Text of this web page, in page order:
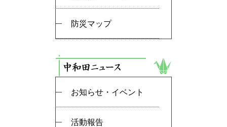
防災マップ
お知らせ・イベント
活動報告